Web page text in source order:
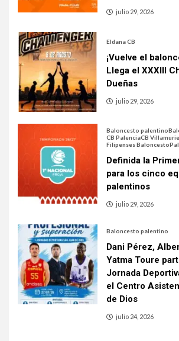
julio 29, 2026
Eldana CB
¡Vuelve el
Llega el XXXIII
Dueñas
julio 29, 2026
Baloncesto palentino
CB PalenciaCB
Filipenses Baloncesto
Definida la
para los cinco
palentinos
julio 29, 2026
Baloncesto palentino
Dani Pérez,
Yatma Toure
Jornada
el Centro
de Dios
julio 24, 2026